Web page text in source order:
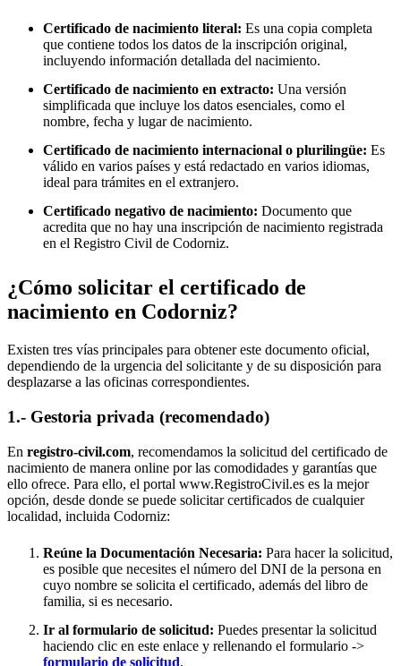
Certificado de nacimiento literal: Es una copia completa
que contiene todos los datos de la inscripción original,
incluyendo información detallada del nacimiento.
Certificado de nacimiento en extracto: Una versión
simplificada que incluye los datos esenciales, como el
nombre, fecha y lugar de nacimiento.
Certificado de nacimiento internacional o plurilingüe: Es
válido en varios países y está redactado en varios idiomas,
ideal para trámites en el extranjero.
Certificado negativo de nacimiento: Documento que
acredita que no hay una inscripción de nacimiento registrada
en el Registro Civil de Codorniz.
¿Cómo solicitar el certificado de
nacimiento en Codorniz?
Existen tres vías principales para obtener este documento oficial,
dependiendo de la urgencia del solicitante y de su disposición para
desplazarse a las oficinas correspondientes.
1.- Gestoria privada (recomendado)
En registro-civil.com, recomendamos la solicitud del certificado de
nacimiento de manera online por las comodidades y garantías que
ello ofrece. Para ello, el portal www.RegistroCivil.es es la mejor
opción, desde donde se puede solicitar certificados de cualquier
localidad, incluida Codorniz:
Reúne la Documentación Necesaria: Para hacer la solicitud,
es posible que necesites el número del DNI de la persona en
cuyo nombre se solicita el certificado, además del libro de
familia, si es necesario.
Ir al formulario de solicitud: Puedes presentar la solicitud
haciendo clic en este enlace y rellenando el formulario ->
formulario de solicitud.